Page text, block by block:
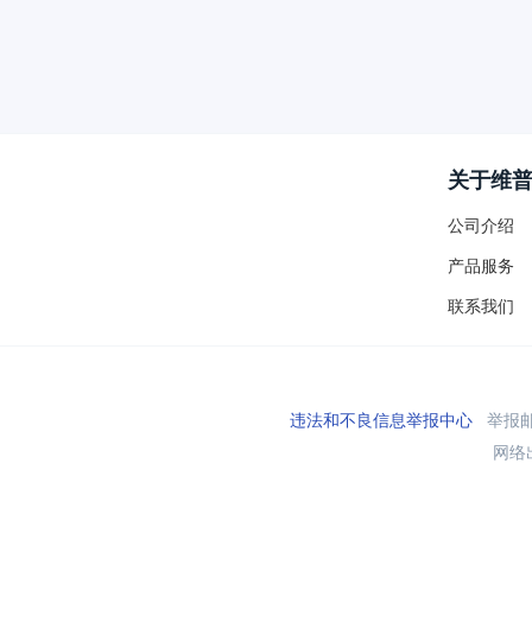
关于维普
公司介绍
产品服务
联系我们
违法和不良信息举报中心举报
网